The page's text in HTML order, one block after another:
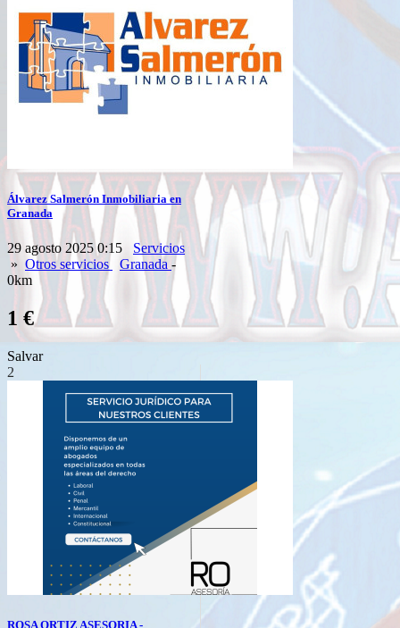
Álvarez Salmerón Inmobiliaria en
Granada
29 agosto 2025 0:15
Servicios
» Otros servicios Granada -
0km
1 €
Salvar
2
ROSA ORTIZ ASESORIA -